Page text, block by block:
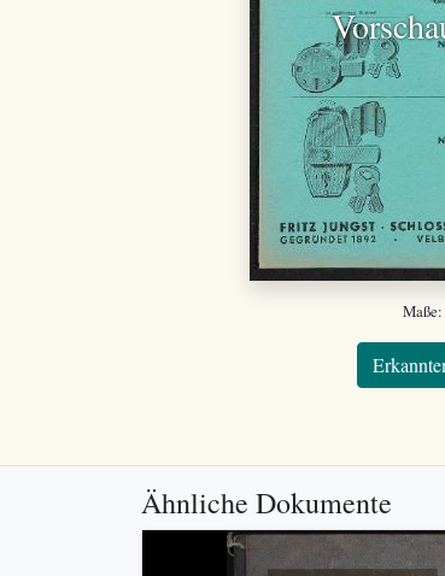
Maße:
Ähnliche Dokumente